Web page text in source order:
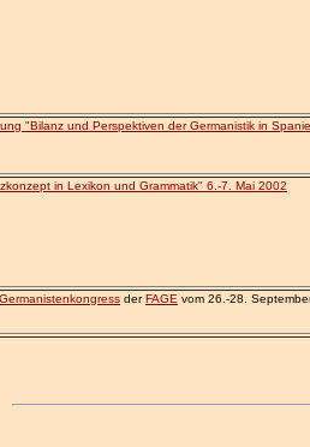
"Bilanz und Perspektiven der Germanistik in
in Lexikon und Grammatik" 6.-7. Mai 2002
derFAGE vom 26.-28.